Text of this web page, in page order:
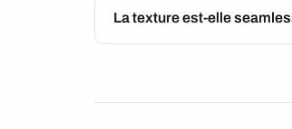
La texture est-elle